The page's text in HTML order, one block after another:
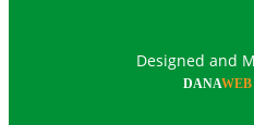
Designed and
DANAWEB